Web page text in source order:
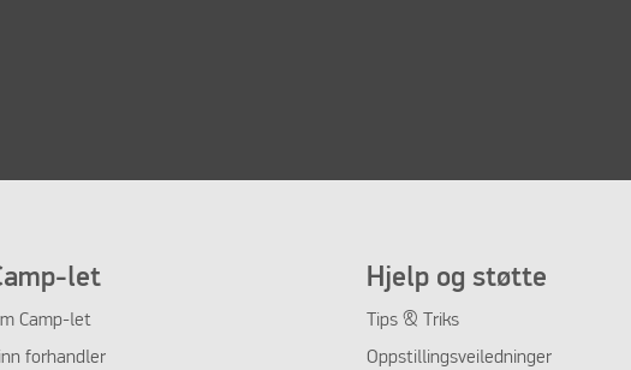
let
Camp-let
forhandler
Hjelp og støtte
Tips & Triks
Oppstillingsveiledninger